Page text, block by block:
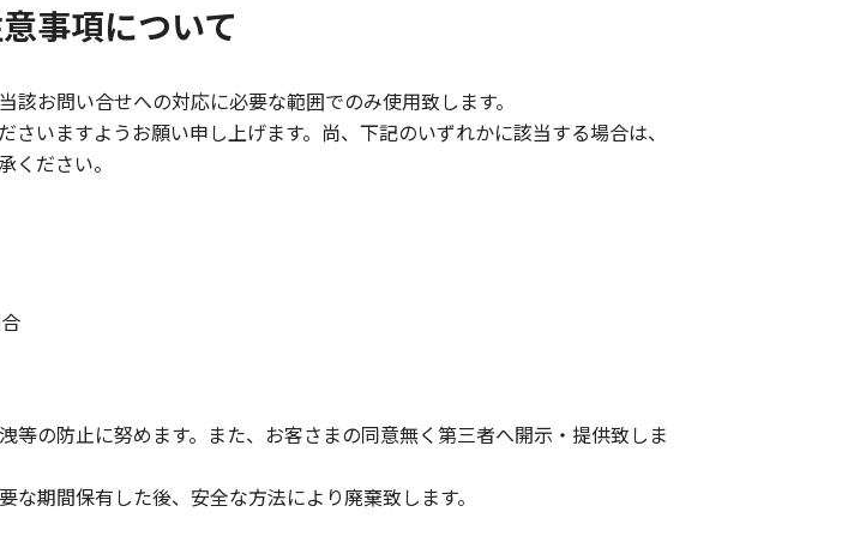
事項について
お問い合せへの対応に必要な範囲でのみ使用致します。
いますようお願い申し上げます。尚、下記のいずれかに該当する場合は、
ださい。
の防止に努めます。また、お客さまの同意無く第三者へ開示・提供致しま
期間保有した後、安全な方法により廃棄致します。